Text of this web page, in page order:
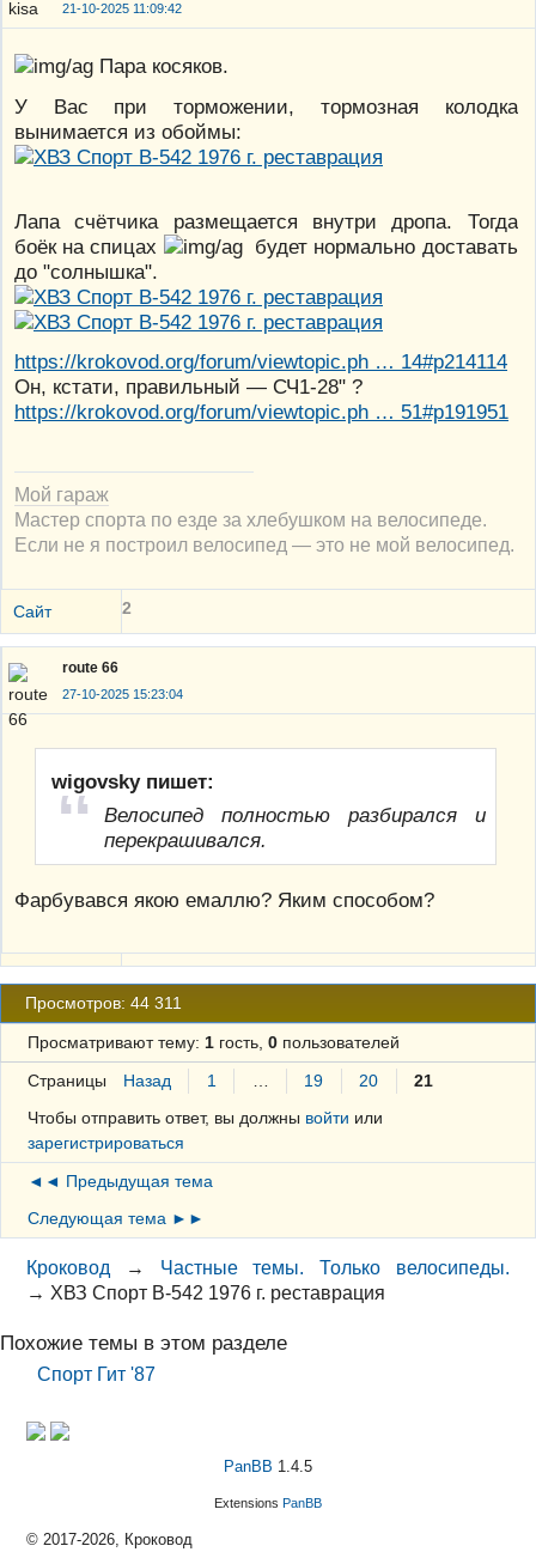
21-10-2025 11:09:42
Пара косяков.
У Вас при торможении, тормозная колодка
вынимается из обоймы:
Лапа счётчика размещается внутри дропа. Тогда
боёк на спицах
будет нормально доставать
до "солнышка".
https://krokovod.org/forum/viewtopic.ph … 14#p214114
Он, кстати, правильный — СЧ1-28" ?
https://krokovod.org/forum/viewtopic.ph … 51#p191951
Мой гараж
Мастер спорта по езде за хлебушком на велосипеде.
Если не я построил велосипед — это не мой велосипед.
Сайт 2
route 66
27-10-2025 15:23:04
wigovsky пишет:
Велосипед полностью разбирался и
перекрашивался.
Фарбувався якою емаллю? Яким способом?
Просмотров: 44 311
Просматривают тему: 1гость, 0пользователей
Страницы Назад 1 … 19 20
21
Чтобы отправить ответ, вы должны войти или
зарегистрироваться
◄◄ Предыдущая тема
Следующая тема ►►
Кроковод → Частные темы. Только велосипеды.
→ ХВЗ Спорт В-542 1976 г. реставрация
Похожие темы в этом разделе
Спорт Гит '87
PanBB 1.4.5
Extensions PanBB
© 2017-2026, Кроковод